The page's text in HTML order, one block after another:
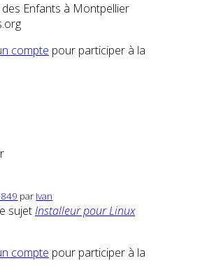
Enfants à Montpellier
compte pour participer à la
par Ivan
sujetInstalleur pour Linux
compte pour participer à la